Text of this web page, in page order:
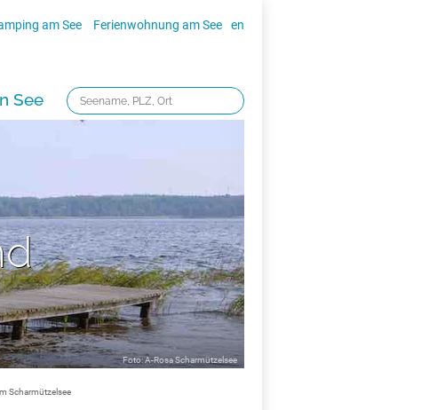
am See Ferienwohnung am See en
See
Foto: A-Rosa Scharmützelsee
Scharmützelsee